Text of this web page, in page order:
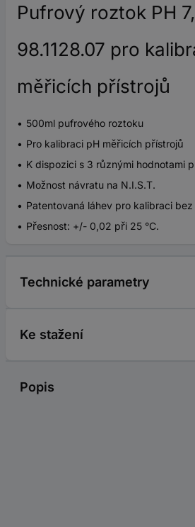
Pufrový roztok PH
98.1128.07 pro
měřicích přístrojů
500ml pufrového roztoku
Pro kalibraci pH měřicích přístrojů
K dispozici s 3 různými hodnotami
Možnost návratu na N.I.S.T.
Patentovaná láhev pro kalibraci
Přesnost: +/- 0,02 při 25 °C.
Technické parametry
Ke stažení
Popis